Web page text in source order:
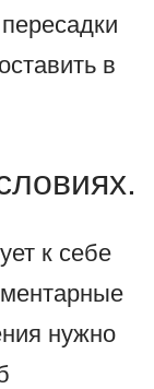
в
к себе
нужно